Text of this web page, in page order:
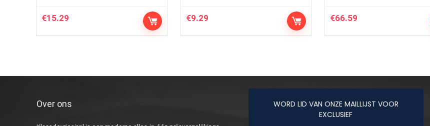
€15.29 €9.29 €66.59
Over ons
WORD LID VAN ONZE MAILLIJST VOOR
EXCLUSIEF